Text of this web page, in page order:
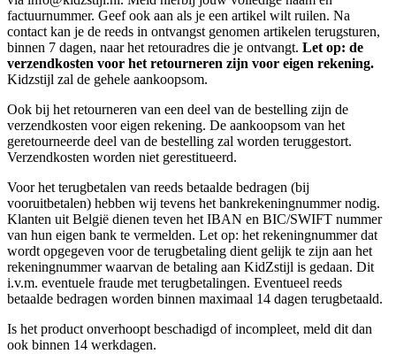
factuurnummer. Geef ook aan als je een artikel wilt ruilen. Na
contact kan je de reeds in ontvangst genomen artikelen terugsturen,
binnen 7 dagen, naar het retouradres die je ontvangt. Let op: de
verzendkosten voor het retourneren zijn voor eigen rekening.
Kidzstijl zal de gehele aankoopsom.
Ook bij het retourneren van een deel van de bestelling zijn de
verzendkosten voor eigen rekening. De aankoopsom van het
geretourneerde deel van de bestelling zal worden teruggestort.
Verzendkosten worden niet gerestitueerd.
Voor het terugbetalen van reeds betaalde bedragen (bij
vooruitbetalen) hebben wij tevens het bankrekeningnummer nodig.
Klanten uit België dienen teven het IBAN en BIC/SWIFT nummer
van hun eigen bank te vermelden. Let op: het rekeningnummer dat
wordt opgegeven voor de terugbetaling dient gelijk te zijn aan het
rekeningnummer waarvan de betaling aan KidZstijl is gedaan. Dit
i.v.m. eventuele fraude met terugbetalingen. Eventueel reeds
betaalde bedragen worden binnen maximaal 14 dagen terugbetaald.
Is het product onverhoopt beschadigd of incompleet, meld dit dan
ook binnen 14 werkdagen.